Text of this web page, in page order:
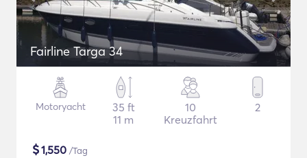
Fairline Targa 34
Motoryacht
35 ft
11 m
10
Kreuzfahrt
2
$1,550 /Tag